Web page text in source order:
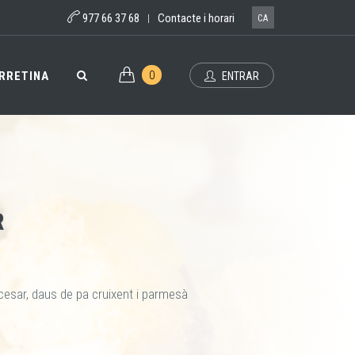
977 66 37 68 | Contacte i horari CA
0 ENTRAR
daus de pa cruixent i parmesà